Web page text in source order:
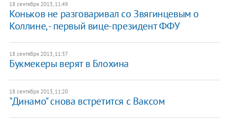
18 сентября 2013, 11:49
Коньков не разговаривал со Звягинцевым о
Коллине, - первый вице-президент ФФУ
18 сентября 2013, 11:37
Букмекеры верят в Блохина
18 сентября 2013, 11:20
"Динамо" снова встретится с Ваксом